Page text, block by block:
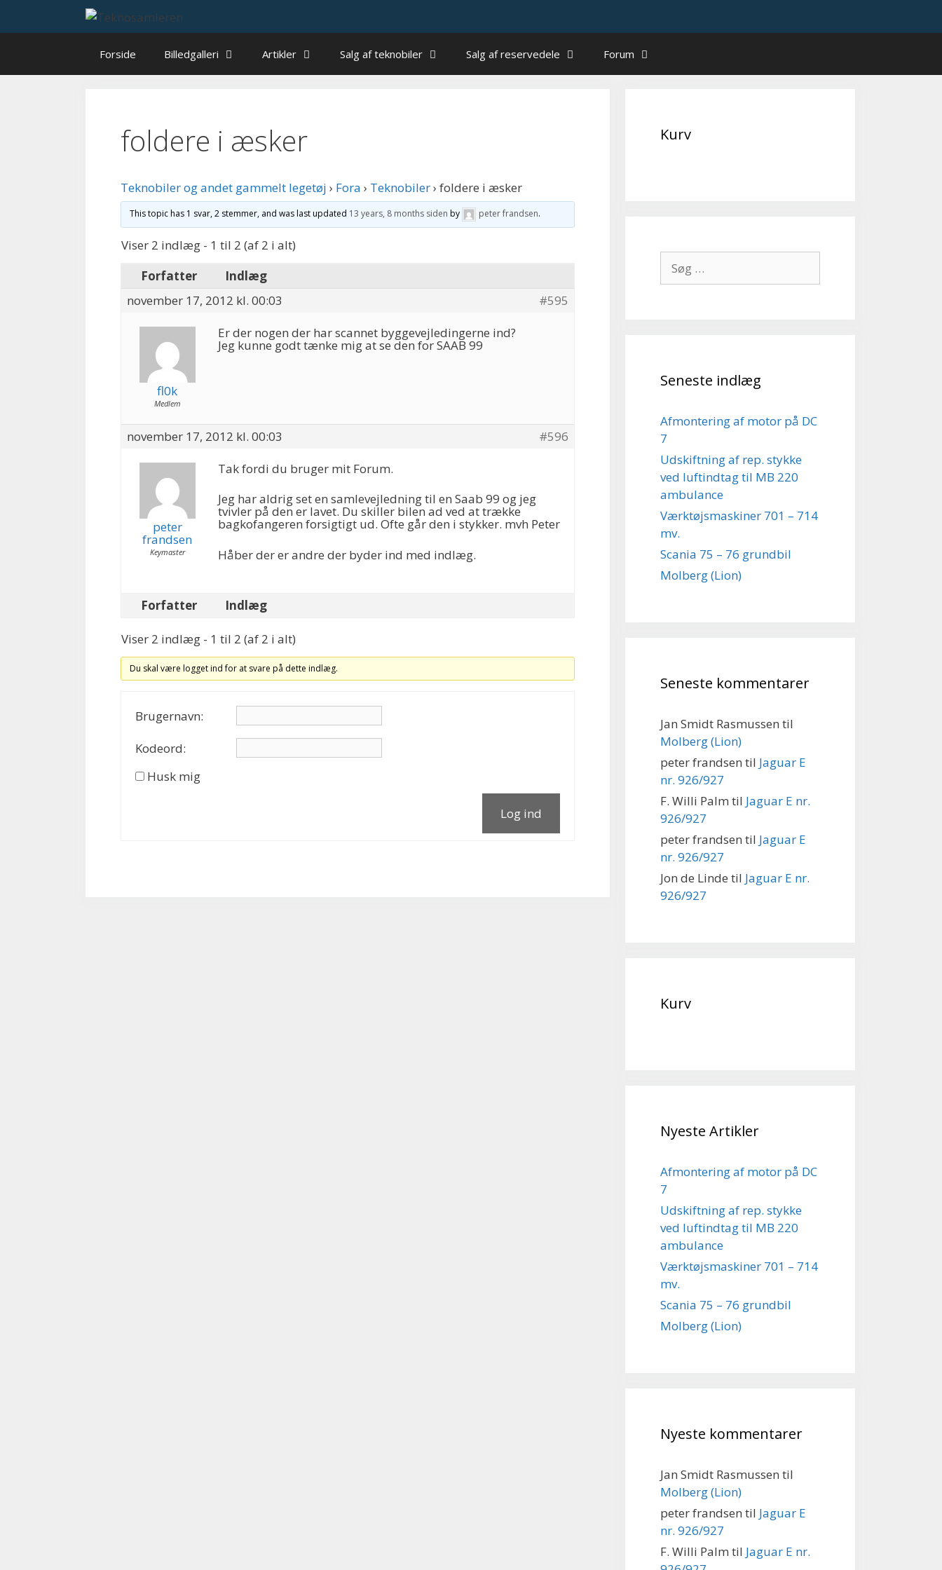
Forside Billedgalleri Artikler Salg af teknobiler Salg af reservedele Forum
foldere i æsker
Teknobiler og andet gammelt legetøj › Fora › Teknobiler› foldere i æsker
This topic has 1 svar, 2 stemmer, and was last updated 13 years, 8 months siden by peter frandsen.
Viser 2 indlæg - 1 til 2 (af 2 i alt)
Forfatter
Indlæg
november 17, 2012 kl. 00:03
#595
fl0k
Medlem
Er der nogen der har scannet byggevejledingerne ind?
Jeg kunne godt tænke mig at se den for SAAB 99
november 17, 2012 kl. 00:03 #596
peter
frandsen
Keymaster
Tak fordi du bruger mit Forum.
Jeg har aldrig set en samlevejledning til en Saab 99 og jeg
tvivler på den er lavet. Du skiller bilen ad ved at trække
bagkofangeren forsigtigt ud. Ofte går den i stykker. mvh Peter
Håber der er andre der byder ind med indlæg.
Forfatter Indlæg
Viser 2 indlæg - 1 til 2 (af 2 i alt)
Du skal være logget ind for at svare på dette indlæg.
Brugernavn:
Kodeord:
Husk mig
Log ind
Kurv
efter:
Seneste indlæg
Afmontering af motor på DC
7
Udskiftning af rep. stykke
ved luftindtag til MB 220
ambulance
Værktøjsmaskiner 701 – 714
mv.
Scania 75 – 76 grundbil
Molberg (Lion)
Seneste kommentarer
Jan Smidt Rasmussen til
Molberg (Lion)
peter frandsen til Jaguar E
nr. 926/927
F. Willi Palm til Jaguar E nr.
926/927
peter frandsen til Jaguar E
nr. 926/927
Jon de Linde til Jaguar E nr.
926/927
Kurv
Nyeste Artikler
Afmontering af motor på DC
7
Udskiftning af rep. stykke
ved luftindtag til MB 220
ambulance
Værktøjsmaskiner 701 – 714
mv.
Scania 75 – 76 grundbil
Molberg (Lion)
Nyeste kommentarer
Jan Smidt Rasmussen til
Molberg (Lion)
peter frandsen til Jaguar E
nr. 926/927
F. Willi Palm til Jaguar E nr.